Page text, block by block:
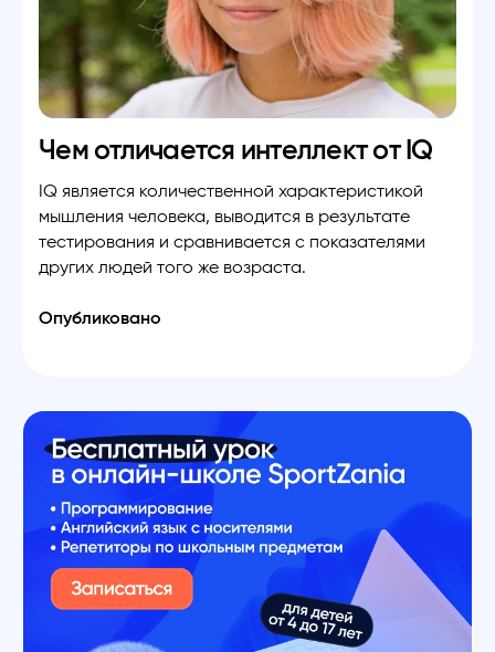
Чем отличается интеллект от IQ
IQ является количественной характеристикой
мышления человека, выводится в результате
тестирования и сравнивается с показателями
других людей того же возраста.
Опубликовано